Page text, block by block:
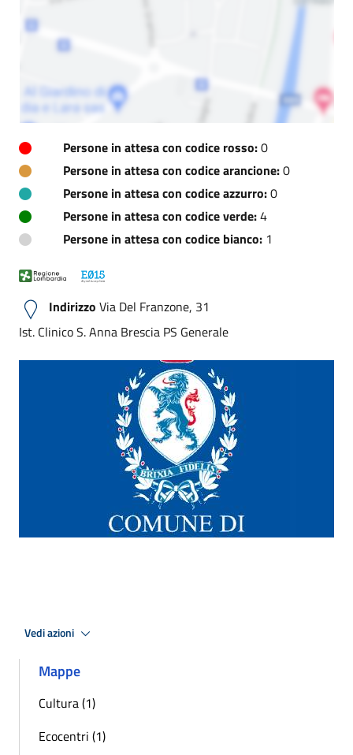
Persone in attesa con codice rosso:0
Persone in attesa con codice arancione:0
Persone in attesa con codice azzurro:0
Persone in attesa con codice verde:4
Persone in attesa con codice bianco: 1
Indirizzo Via Del Franzone, 31
Ist. Clinico S. Anna Brescia PS Generale
Vedi azioni
Mappe
Cultura (1)
Ecocentri (1)